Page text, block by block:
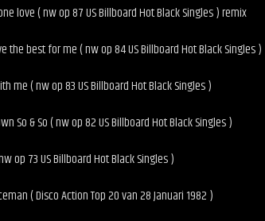
love ( nw op 87 US Billboard Hot Black Singles ) remix
the best for me ( nw op 84 US Billboard Hot Black Singles )
me ( nw op 83 US Billboard Hot Black Singles )
So & So ( nw op 82 US Billboard Hot Black Singles )
op 73 US Billboard Hot Black Singles )
( Disco Action Top 20 van 28 Januari 1982 )